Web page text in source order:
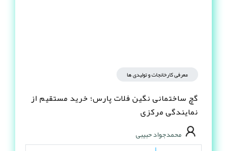
معرفی کارخانجات و تولیدی ها
گچ ساختمانی نگین فلات پارس؛ خرید مستقیم از
نمایندگی مرکزی
محمدجواد حبیبی